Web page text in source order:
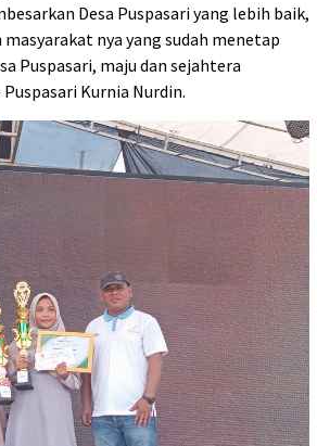
Desa Puspasari yang lebih baik,
nya yang sudah menetap
Puspasari, maju dan sejahtera
Puspasari Kurnia Nurdin.